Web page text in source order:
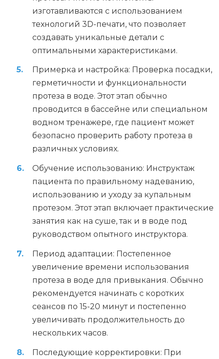
изготавливаются с использованием
технологий 3D-печати, что позволяет
создавать уникальные детали с
оптимальными характеристиками.
Примерка и настройка: Проверка посадки,
герметичности и функциональности
протеза в воде. Этот этап обычно
проводится в бассейне или специальном
водном тренажере, где пациент может
безопасно проверить работу протеза в
различных условиях.
Обучение использованию: Инструктаж
пациента по правильному надеванию,
использованию и уходу за купальным
протезом. Этот этап включает практические
занятия как на суше, так и в воде под
руководством опытного инструктора.
Период адаптации: Постепенное
увеличение времени использования
протеза в воде для привыкания. Обычно
рекомендуется начинать с коротких
сеансов по 15-20 минут и постепенно
увеличивать продолжительность до
нескольких часов.
Последующие корректировки: При